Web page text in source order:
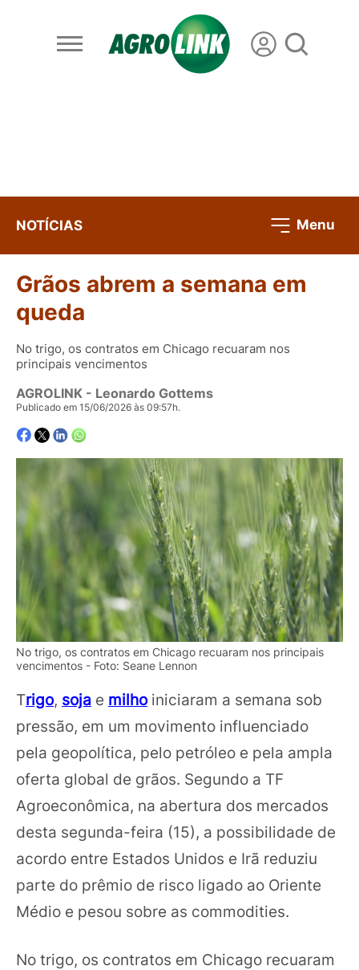
NOTÍCIAS Menu
Grãos abrem a semana em
queda
No trigo, os contratos em Chicago recuaram nos
principais vencimentos
AGROLINK - Leonardo Gottems
Publicado em 15/06/2026 às 09:57h.
No trigo, os contratos em Chicago recuaram nos principais
vencimentos - Foto: Seane Lennon
Trigo, soja e milhoiniciaram a semana sob
pressão, em um movimento influenciado
pela geopolítica, pelo petróleo e pela ampla
oferta global de grãos. Segundo a TF
Agroeconômica, na abertura dos mercados
desta segunda-feira (15), a possibilidade de
acordo entre Estados Unidos e Irã reduziu
parte do prêmio de risco ligado ao Oriente
Médio e pesou sobre as commodities.
No trigo, os contratos em Chicago recuaram